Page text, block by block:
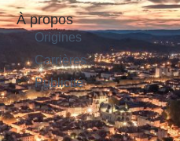
À propos
Origines
Carrières
Publicité